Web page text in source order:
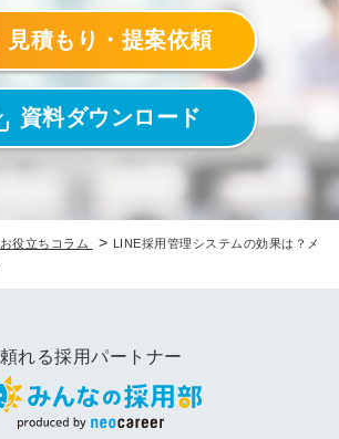
見積もり・提案依頼
資料ダウンロード
お役立ちコラム > LINE採用管理システムの効果は？メ
頼れる採用パートナー